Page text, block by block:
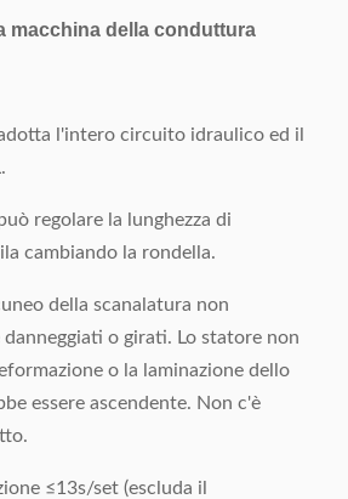
macchina della conduttura
l'intero circuito idraulico ed il
regolare la lunghezza di
cambiando la rondella.
della scanalatura non
o girati. Lo statore non
o la laminazione dello
essere ascendente. Non c'è
≤13s/set (escluda il